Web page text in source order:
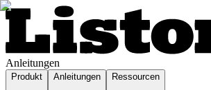
Anleitungen
Produkt Anleitungen Ressourcen